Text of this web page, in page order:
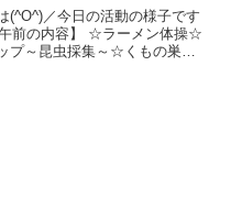
ム・楽しい療育
(^O^)／今日の活動の様子です
前の内容】 ☆ラーメン体操☆
プ～昆虫採集～☆くもの巣ジ